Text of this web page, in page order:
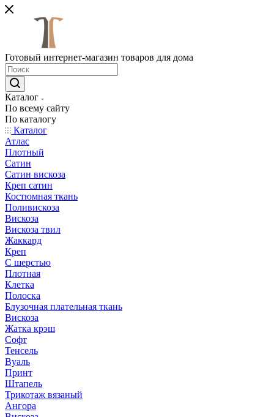
Готовый интернет-магазин товаров для дома
Каталог
По всему сайту
По каталогу
Каталог
Атлас
Плотный
Сатин
Сатин вискоза
Креп сатин
Костюмная ткань
Поливискоза
Вискоза
Вискоза твил
Жаккард
Креп
С шерстью
Плотная
Клетка
Полоска
Блузочная плательная ткань
Вискоза
Жатка крэш
Софт
Тенсель
Вуаль
Принт
Штапель
Трикотаж вязаный
Ангора